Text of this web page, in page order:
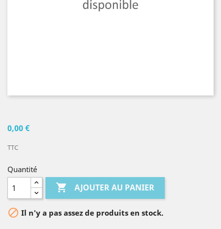
0,00 €
TTC
Quantité
 AJOUTER AU PANIER
 Il n'y a pas assez de produits en stock.